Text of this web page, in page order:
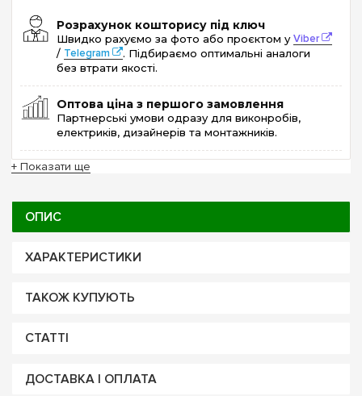
Розрахунок кошторису під ключ
Швидко рахуємо за фото або проєктом уViber
/ Telegram
. Підбираємо оптимальні аналоги
без втрати якості.
Оптова ціна з першого замовлення
Партнерські умови одразу для виконробів,
електриків, дизайнерів та монтажників.
+ Показати ще
ОПИС
ХАРАКТЕРИСТИКИ
ТАКОЖ КУПУЮТЬ
СТАТТІ
ДОСТАВКА І ОПЛАТА